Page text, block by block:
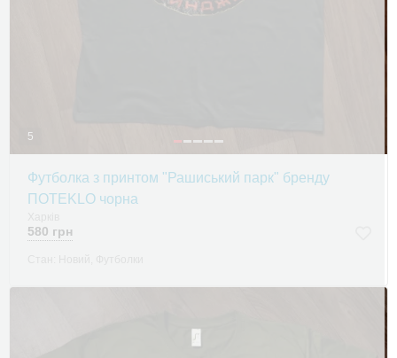
5
Футболка з принтом "Рашиський парк" бренду
ПOTEKLO чорна
580 грн